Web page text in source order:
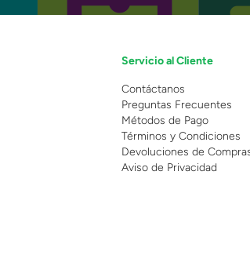
Servicio al Cliente
Contáctanos
Preguntas Frecuentes
Métodos de Pago
Términos y Condiciones
Devoluciones de
Aviso de Privacidad